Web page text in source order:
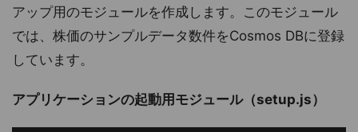
アップ用のモジュールを作成します。このモジュール
では、株価のサンプルデータ数件をCosmos DBに登録
しています。
アプリケーションの起動用モジュール（setup.js）